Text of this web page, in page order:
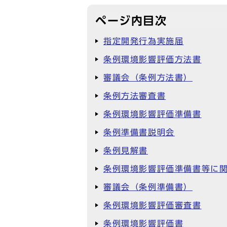
ページ内目次
指定開発行為実施届
条例環境影響評価方法書
審議会（条例方法書）
条例方法審査書
条例環境影響評価準備書
条例準備書説明会
条例見解書
条例環境影響評価準備書等に
審議会（条例準備書）
条例環境影響評価審査書
条例環境影響評価書